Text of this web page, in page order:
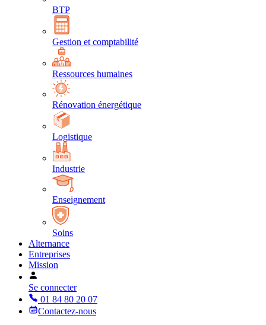
BTP
Gestion et comptabilité
Ressources humaines
Rénovation énergétique
Logistique
Industrie
Enseignement
Soins
Alternance
Entreprises
Mission
Se connecter
01 84 80 20 07
Contactez-nous